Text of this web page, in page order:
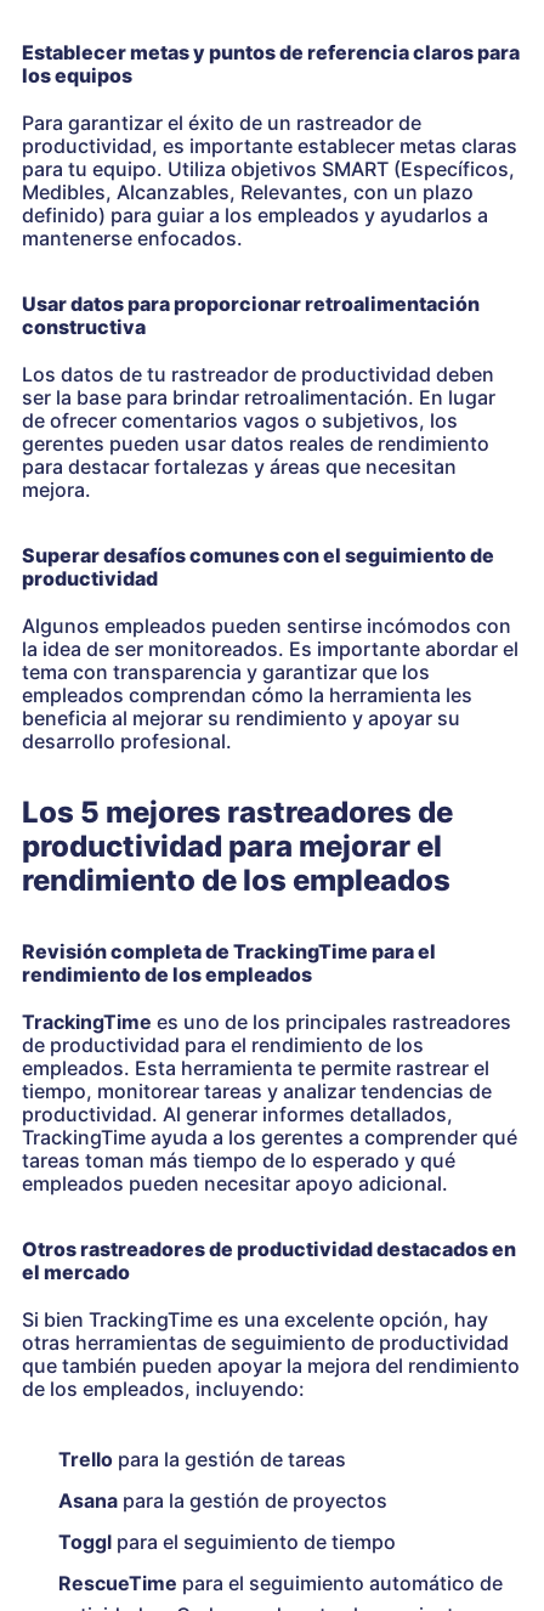
Establecer metas y puntos de referencia claros para
los equipos
Para garantizar el éxito de un rastreador de
productividad, es importante establecer metas claras
para tu equipo. Utiliza objetivos SMART (Específicos,
Medibles, Alcanzables, Relevantes, con un plazo
definido) para guiar a los empleados y ayudarlos a
mantenerse enfocados.
Usar datos para proporcionar retroalimentación
constructiva
Los datos de tu rastreador de productividad deben
ser la base para brindar retroalimentación. En lugar
de ofrecer comentarios vagos o subjetivos, los
gerentes pueden usar datos reales de rendimiento
para destacar fortalezas y áreas que necesitan
mejora.
Superar desafíos comunes con el seguimiento de
productividad
Algunos empleados pueden sentirse incómodos con
la idea de ser monitoreados. Es importante abordar el
tema con transparencia y garantizar que los
empleados comprendan cómo la herramienta les
beneficia al mejorar su rendimiento y apoyar su
desarrollo profesional.
Los 5 mejores rastreadores de
productividad para mejorar el
rendimiento de los empleados
Revisión completa de TrackingTime para el
rendimiento de los empleados
TrackingTime es uno de los principales rastreadores
de productividad para el rendimiento de los
empleados. Esta herramienta te permite rastrear el
tiempo, monitorear tareas y analizar tendencias de
productividad. Al generar informes detallados,
TrackingTime ayuda a los gerentes a comprender qué
tareas toman más tiempo de lo esperado y qué
empleados pueden necesitar apoyo adicional.
Otros rastreadores de productividad destacados en
el mercado
Si bien TrackingTime es una excelente opción, hay
otras herramientas de seguimiento de productividad
que también pueden apoyar la mejora del rendimiento
de los empleados, incluyendo:
Trello para la gestión de tareas
Asana para la gestión de proyectos
Toggl para el seguimiento de tiempo
RescueTime para el seguimiento automático de